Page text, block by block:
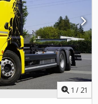
190/260/140 cm
LAPLEMEZES TEL.:
ANGOL, NÉMET, OLASZ
???? LASZLO – MAGYAR
elintézünk,
szám: 3992
1 / 21